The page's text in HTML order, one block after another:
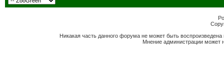
Никакая часть данного форума не может быть
Мнение администрации может